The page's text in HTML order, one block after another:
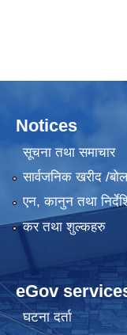
Notices
सूचना तथा समाचार
सार्वजनिक खरीद /
एन, कानुन तथा
कर तथा शुल्कहरु
eGov
घटना दर्ता